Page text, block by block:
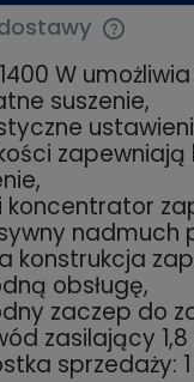
ewentualnych
W
suszenie,
zapewniają
koncentrator
nadmuch
konstrukcja
obsługę,
zaczep do
zasilający 1,8
sprzedaży: